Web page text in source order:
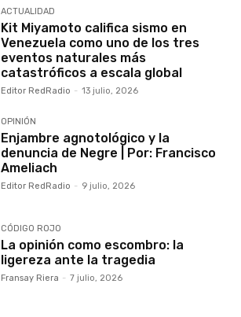
ACTUALIDAD
Kit Miyamoto califica sismo en
Venezuela como uno de los tres
eventos naturales más
catastróficos a escala global
Editor RedRadio - 13 julio, 2026
OPINIÓN
Enjambre agnotológico y la
denuncia de Negre | Por: Francisco
Ameliach
Editor RedRadio - 9 julio, 2026
CÓDIGO ROJO
La opinión como escombro: la
ligereza ante la tragedia
Fransay Riera - 7 julio, 2026